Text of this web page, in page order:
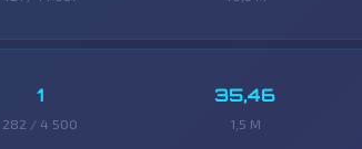
1
282 / 4 500
35,46
1,5 M